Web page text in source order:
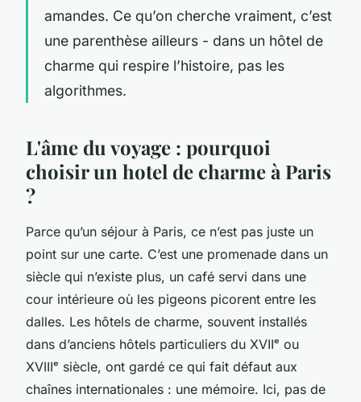
amandes. Ce qu’on cherche vraiment, c’est
une parenthèse ailleurs - dans un hôtel de
charme qui respire l’histoire, pas les
algorithmes.
L'âme du voyage : pourquoi
choisir un hotel de charme à Paris
?
Parce qu’un séjour à Paris, ce n’est pas juste un
point sur une carte. C’est une promenade dans un
siècle qui n’existe plus, un café servi dans une
cour intérieure où les pigeons picorent entre les
dalles. Les hôtels de charme, souvent installés
dans d’anciens hôtels particuliers du XVIIᵉ ou
XVIIIᵉ siècle, ont gardé ce qui fait défaut aux
chaînes internationales : une mémoire. Ici, pas de